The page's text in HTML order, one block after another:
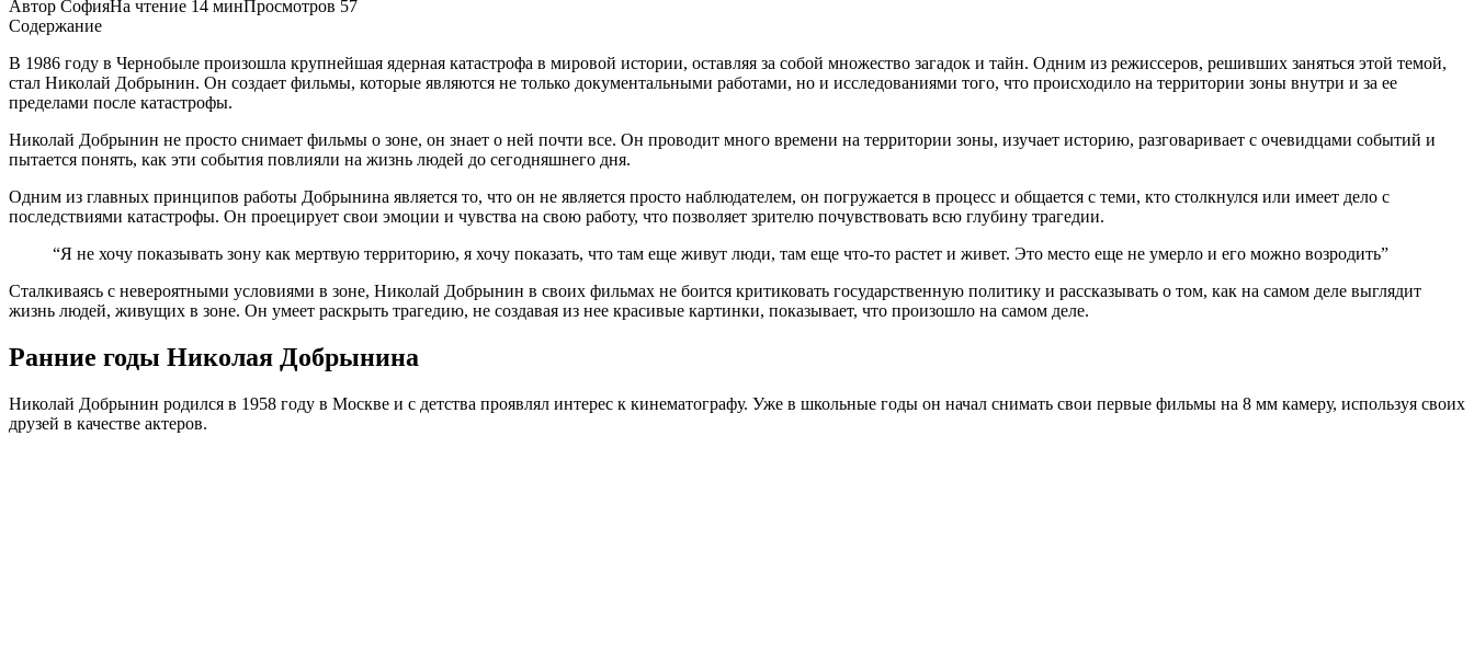
Автор СофияНа чтение 14 минПросмотров 57
Содержание
В 1986 году в Чернобыле произошла крупнейшая ядерная катастрофа в мировой истории, оставляя за собой множество загадок и тайн. Одним из режиссеров, решивших заняться этой темой,
стал Николай Добрынин. Он создает фильмы, которые являются не только документальными работами, но и исследованиями того, что происходило на территории зоны внутри и за ее
пределами после катастрофы.
Николай Добрынин не просто снимает фильмы о зоне, он знает о ней почти все. Он проводит много времени на территории зоны, изучает историю, разговаривает с очевидцами событий и
пытается понять, как эти события повлияли на жизнь людей до сегодняшнего дня.
Одним из главных принципов работы Добрынина является то, что он не является просто наблюдателем, он погружается в процесс и общается с теми, кто столкнулся или имеет дело с
последствиями катастрофы. Он проецирует свои эмоции и чувства на свою работу, что позволяет зрителю почувствовать всю глубину трагедии.
“Я не хочу показывать зону как мертвую территорию, я хочу показать, что там еще живут люди, там еще что-то растет и живет. Это место еще не умерло и его можно возродить”
Сталкиваясь с невероятными условиями в зоне, Николай Добрынин в своих фильмах не боится критиковать государственную политику и рассказывать о том, как на самом деле выглядит
жизнь людей, живущих в зоне. Он умеет раскрыть трагедию, не создавая из нее красивые картинки, показывает, что произошло на самом деле.
Ранние годы Николая Добрынина
Николай Добрынин родился в 1958 году в Москве и с детства проявлял интерес к кинематографу. Уже в школьные годы он начал снимать свои первые фильмы на 8 мм камеру, используя своих
друзей в качестве актеров.